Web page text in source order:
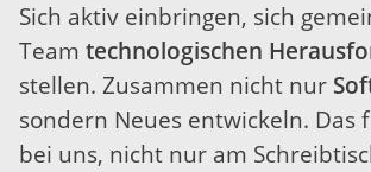
Sich aktiv einbringen, sich
Team technologischen
stellen. Zusammen nicht nur
sondern Neues entwickeln. Das
bei uns, nicht nur am